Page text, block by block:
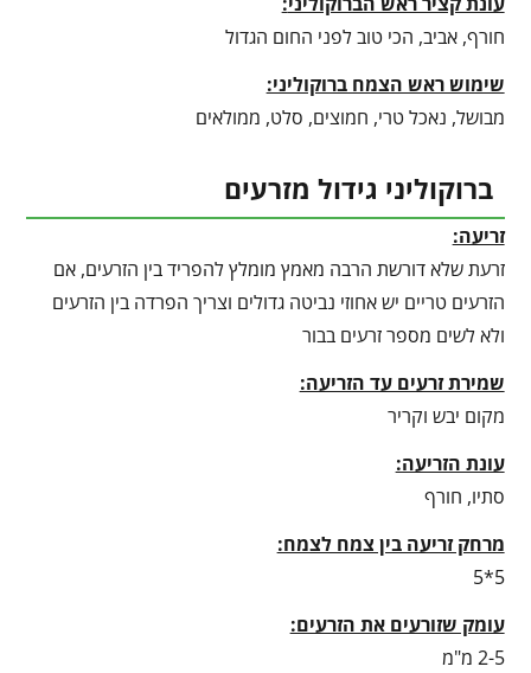
חורף, אביב, הכי טוב לפני החום הגדול
שימוש ראש הצמח ברוקוליני:
מבושל, נאכל טרי, חמוצים, סלט, ממולאים
ברוקוליני גידול מזרעים
זריעה:
זרעת שלא דורשת הרבה מאמץ מומלץ להפריד בין הזרעים, אם
הזרעים טריים יש אחוזי נביטה גדולים וצריך הפרדה בין הזרעים
ולא לשים מספר זרעים בבור
שמירת זרעים עד הזריעה:
מקום יבש וקריר
עונת הזריעה:
סתיו, חורף
מרחק זריעה בין צמח לצמח:
5*5
עומק שזורעים את הזרעים:
2-5 מ"מ